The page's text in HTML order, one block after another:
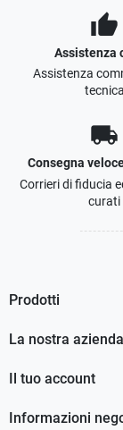
thumb_up
Assistenza
Assistenza
tecnica
local_shipping
Consegna
Corrieri di fiducia
curati
Prodotti
La nostra azienda
Il tuo account
Informazioni